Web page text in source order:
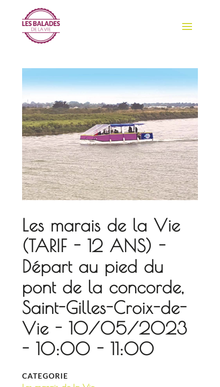
Les marais de la Vie
(TARIF - 12 ANS) -
Départ au pied du
pont de la concorde,
Saint-Gilles-Croix-de-
Vie - 10/05/2023
- 10:00 - 11:00
CATEGORIE